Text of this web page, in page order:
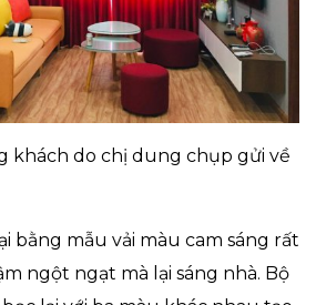
khách do chị dung chụp gửi về
bằng mẫu vải màu cam sáng rất
ngột ngạt mà lại sáng nhà. Bộ